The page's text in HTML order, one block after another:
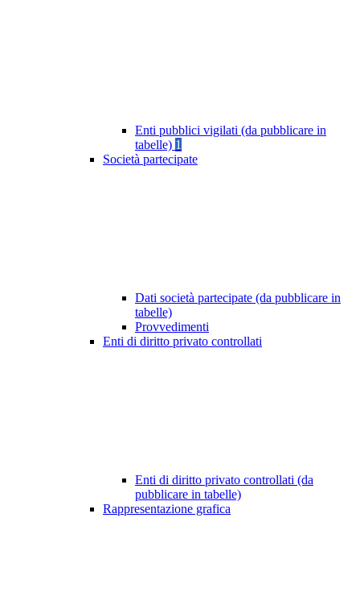
Enti pubblici vigilati (da pubblicare in
tabelle) 1
Società partecipate
Dati società partecipate (da pubblicare in
tabelle)
Provvedimenti
Enti di diritto privato controllati
Enti di diritto privato controllati (da
pubblicare in tabelle)
Rappresentazione grafica